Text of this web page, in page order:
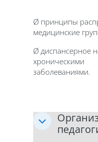
Ø принципы
медицинские
Ø диспансерное
хроническими